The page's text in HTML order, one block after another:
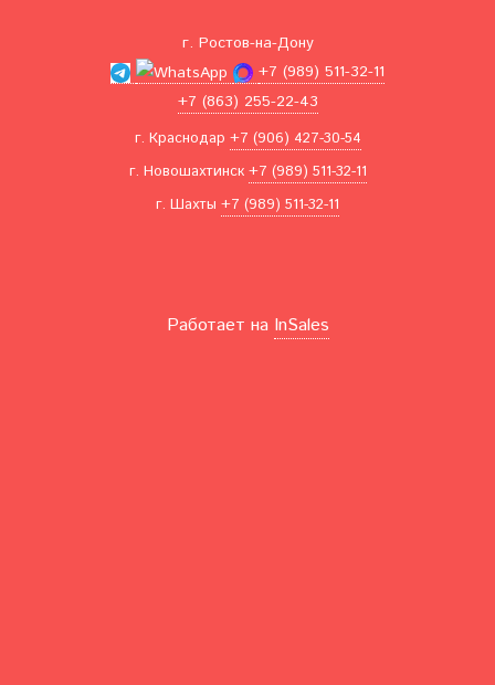
г. Ростов-на-Дону
+7 (989) 511-32-11
+7 (863) 255-22-43
г. Краснодар +7 (906) 427-30-54
г. Новошахтинск +7 (989) 511-32-11
г. Шахты +7 (989) 511-32-11
Работает на InSales